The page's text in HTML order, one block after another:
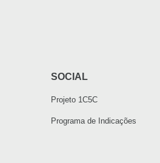
SOCIAL
Projeto 1C5C
Programa de Indicações